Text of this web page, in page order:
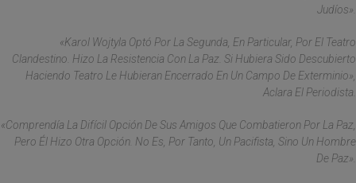
Judíos».
«Karol Wojtyla Optó Por La Segunda, En Particular, Por El Teatro
Clandestino. Hizo La Resistencia Con La Paz. Si Hubiera Sido Descubierto
Haciendo Teatro Le Hubieran Encerrado En Un Campo De Exterminio»,
Aclara El Periodista.
«Comprendía La Difícil Opción De Sus Amigos Que Combatieron Por La Paz,
Pero Él Hizo Otra Opción. No Es, Por Tanto, Un Pacifista, Sino Un Hombre
De Paz».